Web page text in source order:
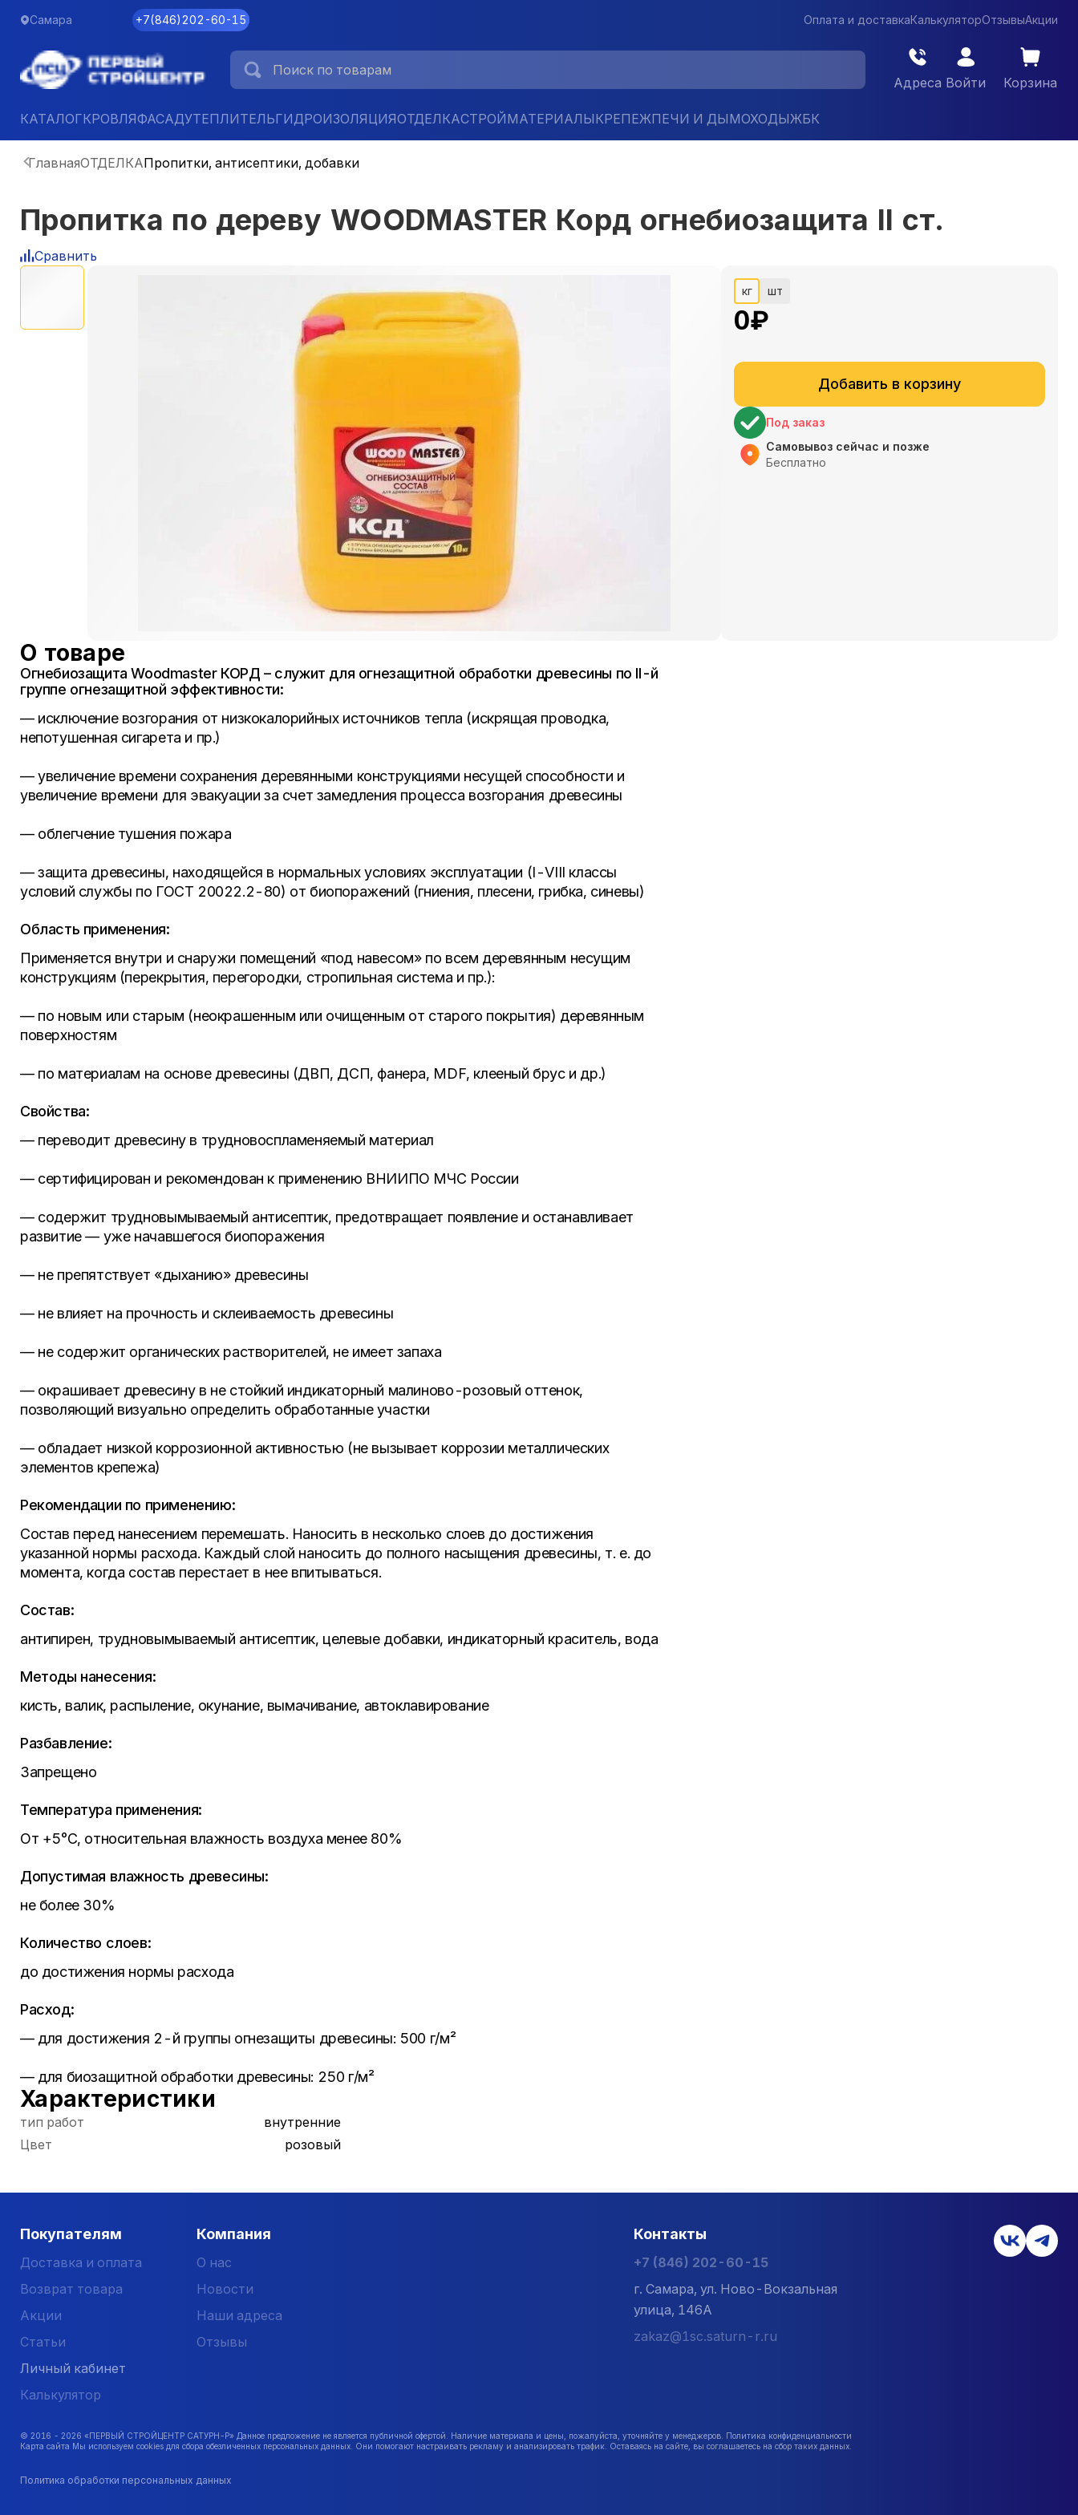
Самара +7(846)202-60-15 Оплата и доставкаКалькуляторОтзывыАкции
Адреса Войти Корзина
КАТАЛОГКРОВЛЯФАСАДУТЕПЛИТЕЛЬГИДРОИЗОЛЯЦИЯОТДЕЛКАСТРОЙМАТЕРИАЛЫКРЕПЕЖПЕЧИ И ДЫМОХОДЫЖБК
ГлавнаяОТДЕЛКАПропитки, антисептики, добавки
Пропитка по дереву WOODMASTER Корд огнебиозащита II ст.
Сравнить
кг шт
0₽
Добавить в корзину
Под заказ
Самовывоз сейчас и позже
Бесплатно
О товаре
Огнебиозащита Woodmaster КОРД – служит для огнезащитной обработки древесины по II-й
группе огнезащитной эффективности:
— исключение возгорания от низкокалорийных источников тепла (искрящая проводка,
непотушенная сигарета и пр.)
— увеличение времени сохранения деревянными конструкциями несущей способности и
увеличение времени для эвакуации за счет замедления процесса возгорания древесины
— облегчение тушения пожара
— защита древесины, находящейся в нормальных условиях эксплуатации (I-VIII классы
условий службы по ГОСТ 20022.2-80) от биопоражений (гниения, плесени, грибка, синевы)
Область применения:
Применяется внутри и снаружи помещений «под навесом» по всем деревянным несущим
конструкциям (перекрытия, перегородки, стропильная система и пр.):
— по новым или старым (неокрашенным или очищенным от старого покрытия) деревянным
поверхностям
— по материалам на основе древесины (ДВП, ДСП, фанера, MDF, клееный брус и др.)
Свойства:
— переводит древесину в трудновоспламеняемый материал
— сертифицирован и рекомендован к применению ВНИИПО МЧС России
— содержит трудновымываемый антисептик, предотвращает появление и останавливает
развитие — уже начавшегося биопоражения
— не препятствует «дыханию» древесины
— не влияет на прочность и склеиваемость древесины
— не содержит органических растворителей, не имеет запаха
— окрашивает древесину в не стойкий индикаторный малиново-розовый оттенок,
позволяющий визуально определить обработанные участки
— обладает низкой коррозионной активностью (не вызывает коррозии металлических
элементов крепежа)
Рекомендации по применению:
Состав перед нанесением перемешать. Наносить в несколько слоев до достижения
указанной нормы расхода. Каждый слой наносить до полного насыщения древесины, т. е. до
момента, когда состав перестает в нее впитываться.
Состав:
антипирен, трудновымываемый антисептик, целевые добавки, индикаторный краситель, вода
Методы нанесения:
кисть, валик, распыление, окунание, вымачивание, автоклавирование
Разбавление:
Запрещено
Температура применения:
От +5°С, относительная влажность воздуха менее 80%
Допустимая влажность древесины:
не более 30%
Количество слоев:
до достижения нормы расхода
Расход:
— для достижения 2-й группы огнезащиты древесины: 500 г/м²
— для биозащитной обработки древесины: 250 г/м²
Характеристики
тип работ
внутренние
Цвет
розовый
Покупателям
Доставка и оплата
Возврат товара
Акции
Статьи
Личный кабинет
Калькулятор
Компания
О нас
Новости
Наши адреса
Отзывы
Контакты
+7 (846) 202-60-15
г. Самара, ул. Ново-Вокзальная
улица, 146А
zakaz@1sc.saturn-r.ru
© 2016 - 2026 «ПЕРВЫЙ СТРОЙЦЕНТР САТУРН-Р» Данное предложение не является публичной офертой. Наличие материала и цены, пожалуйста, уточняйте у менеджеров. Политика конфиденциальности
Карта сайта Мы используем cookies для сбора обезличенных персональных данных. Они помогают настраивать рекламу и анализировать трафик. Оставаясь на сайте, вы соглашаетесь на сбор таких данных.
Политика обработки персональных данных